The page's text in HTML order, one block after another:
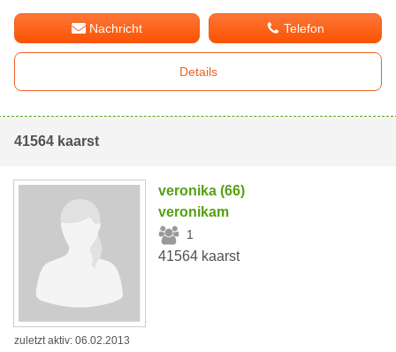
Nachricht Telefon
Details
41564 kaarst
veronika (66)
veronikam
1
41564 kaarst
zuletzt aktiv: 06.02.2013